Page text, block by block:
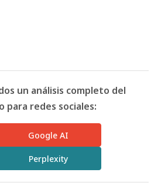
un análisis completo del
redes sociales:
Google AI
Perplexity